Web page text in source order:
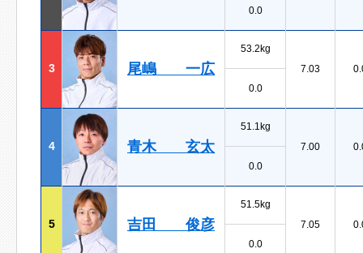
0.0
3 尾嶋 一広
53.2kg
7.03
0.0
4 青木 玄太
51.1kg
7.00
0.0
5 吉田 俊彦
51.5kg
7.05
0.0